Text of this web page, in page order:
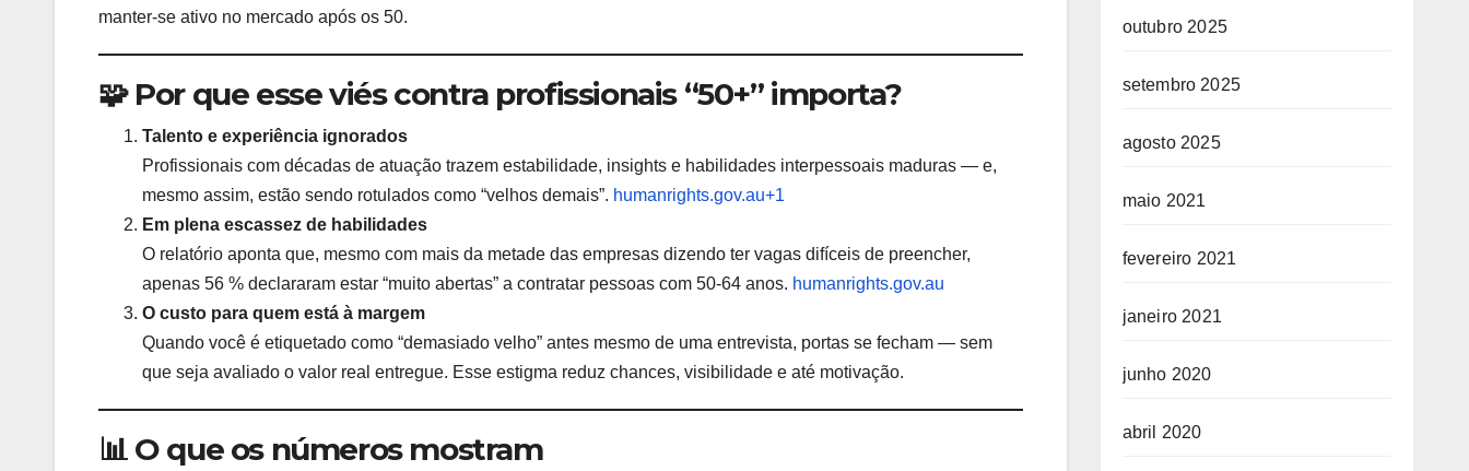
manter-se ativo no mercado após os 50.
🧩 Por que esse viés contra profissionais “50+” importa?
Talento e experiência ignorados
Profissionais com décadas de atuação trazem estabilidade, insights e habilidades interpessoais maduras — e,
mesmo assim, estão sendo rotulados como “velhos demais”. humanrights.gov.au+1
Em plena escassez de habilidades
O relatório aponta que, mesmo com mais da metade das empresas dizendo ter vagas difíceis de preencher,
apenas 56 % declararam estar “muito abertas” a contratar pessoas com 50-64 anos. humanrights.gov.au
O custo para quem está à margem
Quando você é etiquetado como “demasiado velho” antes mesmo de uma entrevista, portas se fecham — sem
que seja avaliado o valor real entregue. Esse estigma reduz chances, visibilidade e até motivação.
📊 O que os números mostram
outubro 2025
setembro 2025
agosto 2025
maio 2021
fevereiro 2021
janeiro 2021
junho 2020
abril 2020